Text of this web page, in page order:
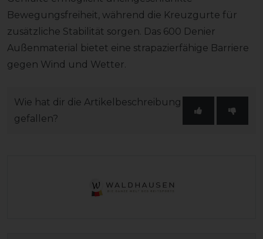
Bewegungsfreiheit, während die Kreuzgurte für
zusätzliche Stabilität sorgen. Das 600 Denier
Außenmaterial bietet eine strapazierfähige Barriere
gegen Wind und Wetter.
Wie hat dir die Artikelbeschreibung
gefallen?